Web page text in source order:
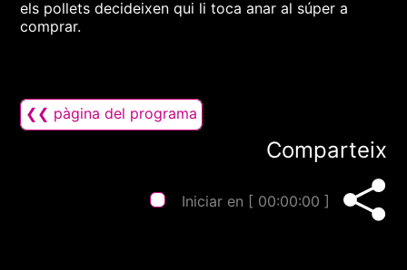
els pollets decideixen qui li toca anar al súper a
comprar.
❮❮ pàgina del programa
Comparteix
Iniciar en [ 00:00:00 ]